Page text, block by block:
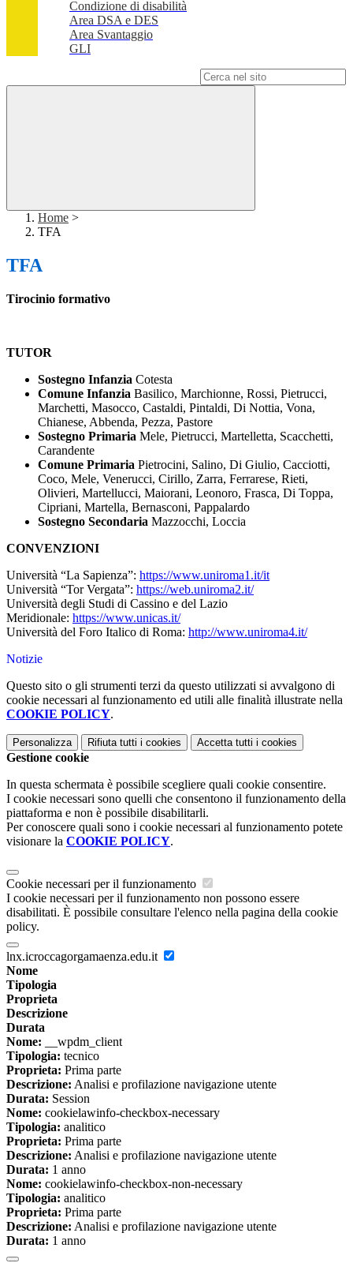
Condizione di disabilità
Area DSA e DES
Area Svantaggio
GLI
Home >
TFA
TFA
Tirocinio formativo
TUTOR
Sostegno Infanzia Cotesta
Comune Infanzia Basilico, Marchionne, Rossi, Pietrucci,
Marchetti, Masocco, Castaldi, Pintaldi, Di Nottia, Vona,
Chianese, Abbenda, Pezza, Pastore
Sostegno Primaria Mele, Pietrucci, Martelletta, Scacchetti,
Carandente
Comune Primaria Pietrocini, Salino, Di Giulio, Cacciotti,
Coco, Mele, Venerucci, Cirillo, Zarra, Ferrarese, Rieti,
Olivieri, Martellucci, Maiorani, Leonoro, Frasca, Di Toppa,
Cipriani, Martella, Bernasconi, Pappalardo
Sostegno Secondaria Mazzocchi, Loccia
CONVENZIONI
Università “La Sapienza”: https://www.uniroma1.it/it
Università “Tor Vergata”: https://web.uniroma2.it/
Università degli Studi di Cassino e del Lazio
Meridionale: https://www.unicas.it/
Università del Foro Italico di Roma: http://www.uniroma4.it/
Notizie
Questo sito o gli strumenti terzi da questo utilizzati si avvalgono di
cookie necessari al funzionamento ed utili alle finalità illustrate nella
COOKIE POLICY.
Personalizza Rifiuta tutti i cookies Accetta tutti i cookies
Gestione cookie
In questa schermata è possibile scegliere quali cookie consentire.
I cookie necessari sono quelli che consentono il funzionamento della
piattaforma e non è possibile disabilitarli.
Per conoscere quali sono i cookie necessari al funzionamento potete
visionare la COOKIE POLICY.
Cookie necessari per il funzionamento
I cookie necessari per il funzionamento non possono essere
disabilitati. È possibile consultare l'elenco nella pagina della cookie
policy.
lnx.icroccagorgamaenza.edu.it
Nome
Tipologia
Proprieta
Descrizione
Durata
Nome: __wpdm_client
Tipologia: tecnico
Proprieta: Prima parte
Descrizione: Analisi e profilazione navigazione utente
Durata: Session
Nome: cookielawinfo-checkbox-necessary
Tipologia: analitico
Proprieta: Prima parte
Descrizione: Analisi e profilazione navigazione utente
Durata: 1 anno
Nome: cookielawinfo-checkbox-non-necessary
Tipologia: analitico
Proprieta: Prima parte
Descrizione: Analisi e profilazione navigazione utente
Durata: 1 anno